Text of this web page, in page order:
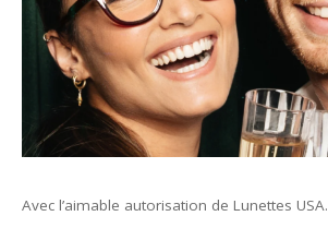
Avec l’aimable autorisation de Lunettes USA.